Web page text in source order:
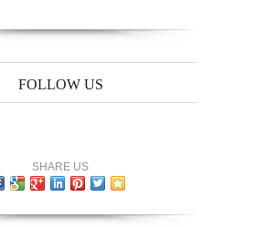
FOLLOW US
SHARE US